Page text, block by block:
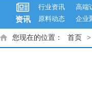
资讯
行业资讯
高端
原料动态
企业
您现在的位置： 首页 >